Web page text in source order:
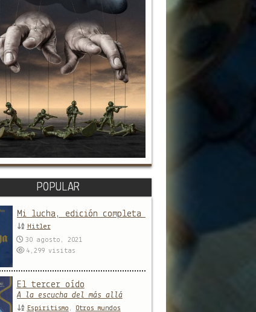
POPULAR
Mi lucha, edición completa y sin censura
Hitler
30 agosto, 2021
4,299 visitas
El tercer oído
A la escucha del más allá
Espiritismo , Otros mundos